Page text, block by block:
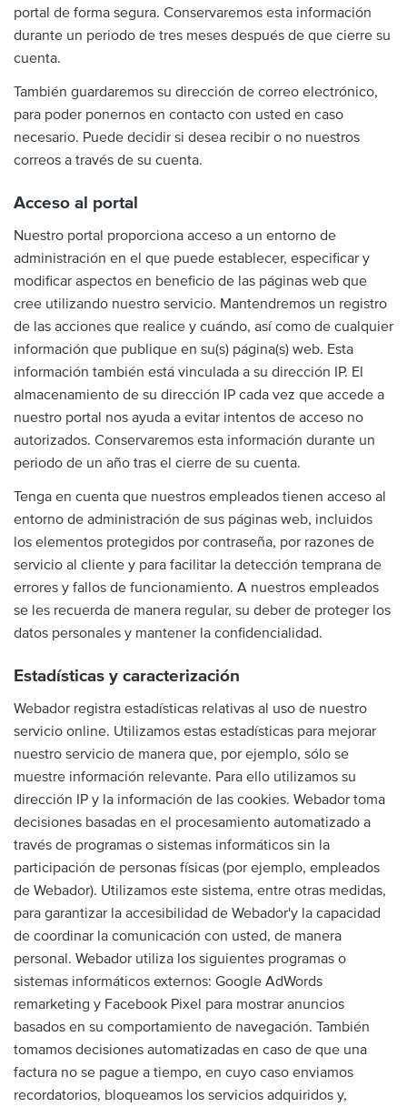
portal de forma segura. Conservaremos esta información
durante un periodo de tres meses después de que cierre su
cuenta.
También guardaremos su dirección de correo electrónico,
para poder ponernos en contacto con usted en caso
necesario. Puede decidir si desea recibir o no nuestros
correos a través de su cuenta.
Acceso al portal
Nuestro portal proporciona acceso a un entorno de
administración en el que puede establecer, especificar y
modificar aspectos en beneficio de las páginas web que
cree utilizando nuestro servicio. Mantendremos un registro
de las acciones que realice y cuándo, así como de cualquier
información que publique en su(s) página(s) web. Esta
información también está vinculada a su dirección IP. El
almacenamiento de su dirección IP cada vez que accede a
nuestro portal nos ayuda a evitar intentos de acceso no
autorizados. Conservaremos esta información durante un
periodo de un año tras el cierre de su cuenta.
Tenga en cuenta que nuestros empleados tienen acceso al
entorno de administración de sus páginas web, incluidos
los elementos protegidos por contraseña, por razones de
servicio al cliente y para facilitar la detección temprana de
errores y fallos de funcionamiento. A nuestros empleados
se les recuerda de manera regular, su deber de proteger los
datos personales y mantener la confidencialidad.
Estadísticas y caracterización
Webador registra estadísticas relativas al uso de nuestro
servicio online. Utilizamos estas estadísticas para mejorar
nuestro servicio de manera que, por ejemplo, sólo se
muestre información relevante. Para ello utilizamos su
dirección IP y la información de las cookies. Webador toma
decisiones basadas en el procesamiento automatizado a
través de programas o sistemas informáticos sin la
participación de personas físicas (por ejemplo, empleados
de Webador). Utilizamos este sistema, entre otras medidas,
para garantizar la accesibilidad de Webador'y la capacidad
de coordinar la comunicación con usted, de manera
personal. Webador utiliza los siguientes programas o
sistemas informáticos externos: Google AdWords
remarketing y Facebook Pixel para mostrar anuncios
basados en su comportamiento de navegación. También
tomamos decisiones automatizadas en caso de que una
factura no se pague a tiempo, en cuyo caso enviamos
recordatorios, bloqueamos los servicios adquiridos y,